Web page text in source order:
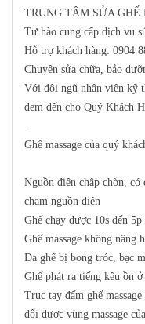
TRUNG TÂM SỬA GHẾ
Tự hào cung cấp dịch vụ
Hỗ trợ khách hàng: 0904
Chuyên sửa chữa, bảo
Với đội ngũ nhân viên kỹ
đem đến cho Quý Khách
.
Ghế massage của quý
Nguồn điện chập chờn,
chạm nguồn điện
Ghế chạy được 10s đến
Ghế massage không nâng
Da ghế bị bong tróc, bạc
Ghế phát ra tiếng kêu ồn
Trục tay đấm ghế
đổi được vùng massage